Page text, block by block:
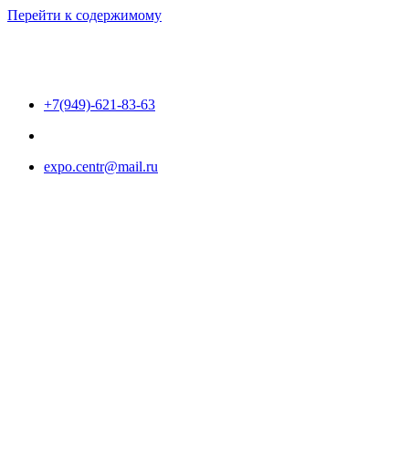
Перейти к содержимому
+7(949)-621-83-63
expo.centr@mail.ru